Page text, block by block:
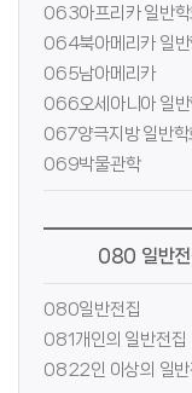
063아프리카 일반학
064북아메리카 일반
065남아메리카
066오세아니아 일반
067양극지방 일반학
069박물관학
080 일반전
080일반전집
081개인의 일반전집
0822인 이상의 일반